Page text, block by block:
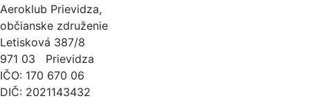
Aeroklub Prievidza,
občianske združenie
Letisková 387/8
971 03 Prievidza
IČO: 170 670 06
DIČ: 2021143432